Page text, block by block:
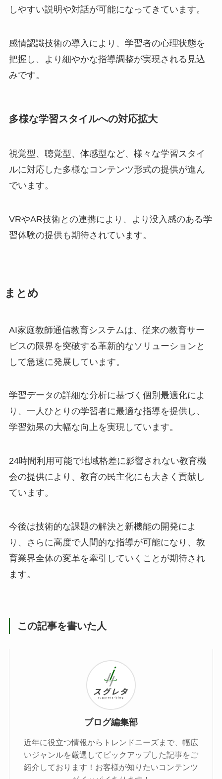
しやすい説明や対話が可能になってきています。
感情認識技術の導入により、学習者の心理状態を
把握し、より細やかな指導調整が実現される見込
みです。
多様な学習スタイルへの対応拡大
視覚型、聴覚型、体感型など、様々な学習スタイ
ルに対応した多様なコンテンツ形式の提供が進ん
でいます。
VRやAR技術との連携により、より没入感のある学
習体験の提供も期待されています。
まとめ
AI家庭教師通信教育システムは、従来の教育サー
ビスの限界を突破する革新的なソリューションと
して急速に発展しています。
学習データの詳細な分析に基づく個別最適化によ
り、一人ひとりの学習者に最適な指導を提供し、
学習効果の大幅な向上を実現しています。
24時間利用可能で地域格差に影響されない教育機
会の提供により、教育の民主化にも大きく貢献し
ています。
今後は技術的な課題の解決と新機能の開発によ
り、さらに高度で人間的な指導が可能になり、教
育業界全体の変革を牽引していくことが期待され
ます。
この記事を書いた人
ブログ編集部
近年に役立つ情報からトレンドニーズまで、幅広
いジャンルを厳選してピックアップした記事をご
紹介しております！お客様が知りたいコンテンツ